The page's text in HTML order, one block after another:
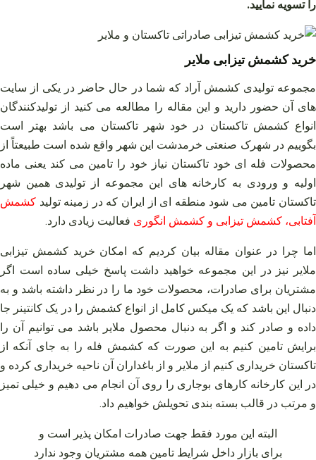
را تسویه نمایید.
خرید کشمش تیزابی ملایر
مجموعه تولیدی کشمش آراد که شما در حال حاضر در یکی از سایت‌
های آن حضور دارید و این مقاله را مطالعه می‌ کنید از تولیدکنندگان
انواع کشمش تاکستان در خود شهر تاکستان می‌ باشد بهتر است
بگوییم در شهرک صنعتی خرمدشت این شهر واقع شده است طبیعتاً از
محصولات فله‌ ای خود تاکستان نیاز خود را تامین می‌ کند یعنی ماده
اولیه و ورودی به کارخانه‌ های این مجموعه از تولیدی همین شهر
تاکستان تامین می‌ شود منطقه‌ ای از ایران که در زمینه تولید کشمش
آفتابی، کشمش تیزابی و کشمش انگوری فعالیت زیادی دارد.
اما چرا در عنوان مقاله بیان کردیم که امکان خرید کشمش تیزابی
ملایر نیز در این مجموعه خواهید داشت پاسخ خیلی ساده است اگر
مشتریان برای صادرات، محصولات خود ما را در نظر داشته باشد و به
دنبال این باشد که یک میکس کامل از انواع کشمش را در یک کانتینر جا
داده و صادر کند و اگر به دنبال محصول ملایر باشد می‌ توانیم آن را
برایش تامین کنیم به این صورت که کشمش فله را به جای آنکه از
تاکستان خریداری کنیم از ملایر و از باغداران آن ناحیه خریداری کرده و
در این کارخانه کارهای بوجاری را روی آن انجام می‌ دهیم و خیلی تمیز
و مرتب در قالب بسته‌ بندی تحویلش خواهیم داد.
البته این مورد فقط جهت صادرات امکان پذیر است و
برای بازار داخل شرایط تامین همه مشتریان وجود ندارد